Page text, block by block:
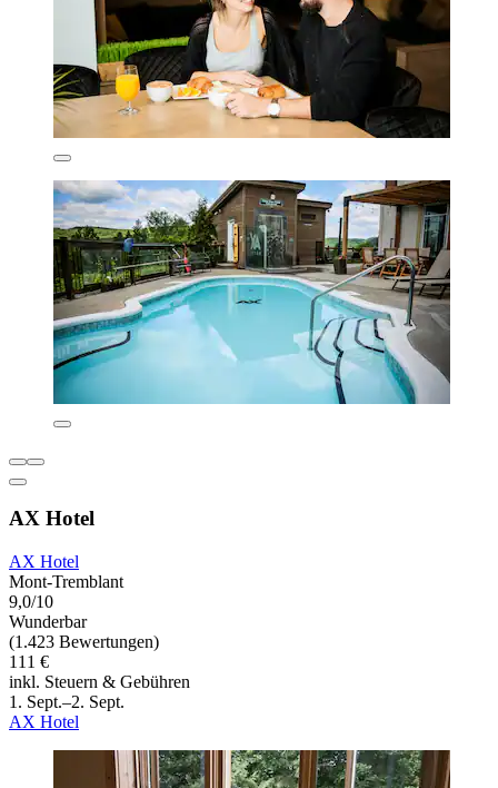
AX Hotel
AX Hotel
Mont-Tremblant
9,0/10
Wunderbar
(1.423 Bewertungen)
111 €
inkl. Steuern & Gebühren
1. Sept.–2. Sept.
AX Hotel